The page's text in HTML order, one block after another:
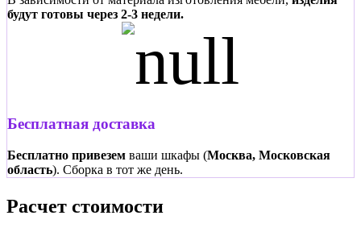
будут готовы через 2-3 недели.
Бесплатная доставка
Бесплатно привезем ваши шкафы (Москва, Московская
область). Сборка в тот же день.
Расчет стоимости